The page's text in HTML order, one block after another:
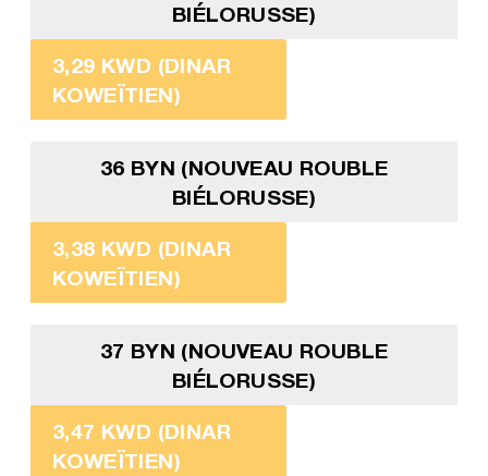
BIÉLORUSSE)
3,29 KWD (DINAR
KOWEÏTIEN)
36 BYN (NOUVEAU ROUBLE
BIÉLORUSSE)
3,38 KWD (DINAR
KOWEÏTIEN)
37 BYN (NOUVEAU ROUBLE
BIÉLORUSSE)
3,47 KWD (DINAR
KOWEÏTIEN)